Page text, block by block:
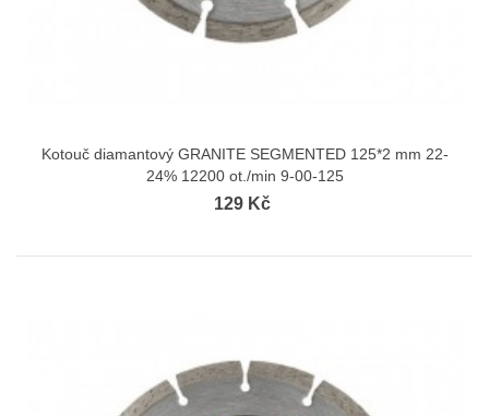
Kotouč diamantový GRANITE SEGMENTED 125*2 mm 22-
24% 12200 ot./min 9-00-125
129 Kč